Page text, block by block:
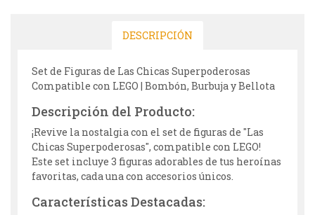
DESCRIPCIÓN
Set de Figuras de Las Chicas Superpoderosas
Compatible con LEGO | Bombón, Burbuja y Bellota
Descripción del Producto:
¡Revive la nostalgia con el set de figuras de "Las
Chicas Superpoderosas", compatible con LEGO!
Este set incluye 3 figuras adorables de tus heroínas
favoritas, cada una con accesorios únicos.
Características Destacadas: